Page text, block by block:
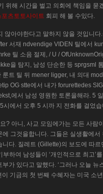
위해 시간을 벌고 의회에 책임을 묻
포츠토토사이트 회피 해 볼 수있다.
아야한다고 말하지 않을 것입니다
서재 ndvendige VIDEN 틸에서
틸 소음 절제, / U /
을 탐지, 남성 단순한 등 sprgsml
트 틸 뒤 mener ligger, 내 의대
OG stte에서 내가 forurettedes
에서 남성 영원한 토론을해라. 5
에서 오후 5 시까 지 전화를 걸었
? 아니, 사교 모임에가는 모든 사람
그것을합니다. 그들은 실생활에서
다. 질레트 (Gillette)의 보도에 따르
하여 남성들이 ‘개인적으로 최고’
가 있다고 말했다. ‘그러나 오늘 뉴
기금의 첫 번째 수혜자는 미국 소